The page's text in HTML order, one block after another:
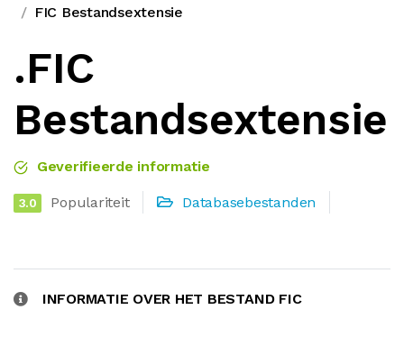
FIC Bestandsextensie
.FIC
Bestandsextensie
Geverifieerde informatie
3.0 Populariteit Databasebestanden
INFORMATIE OVER HET BESTAND FIC